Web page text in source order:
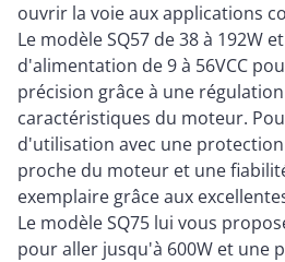
ouvrir la voie aux applications
Le modèle SQ57 de 38 à 192W
d'alimentation de 9 à 56VCC
précision grâce à une
caractéristiques du moteur.
d'utilisation avec une
proche du moteur et une
exemplaire grâce aux
Le modèle SQ75 lui vous
pour aller jusqu'à 600W et une